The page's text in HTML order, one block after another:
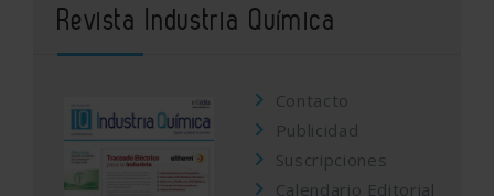
Revista Industria Química
Contacto
Publicidad
Suscripciones
Calendario Editorial